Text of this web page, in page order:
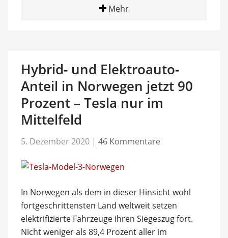
Mehr
Hybrid- und Elektroauto-
Anteil in Norwegen jetzt 90
Prozent – Tesla nur im
Mittelfeld
5. Dezember 2020 | 46 Kommentare
In Norwegen als dem in dieser Hinsicht wohl
fortgeschrittensten Land weltweit setzen
elektrifizierte Fahrzeuge ihren Siegeszug fort.
Nicht weniger als 89,4 Prozent aller im